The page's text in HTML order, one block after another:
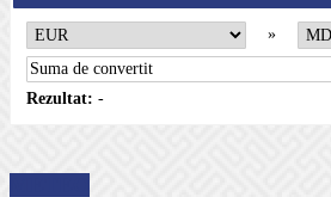
»
Rezultat: -